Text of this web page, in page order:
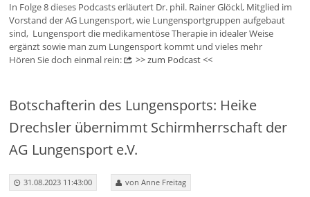
In Folge 8 dieses Podcasts erläutert Dr. phil. Rainer Glöckl, Mitglied im
Vorstand der AG Lungensport, wie Lungensportgruppen aufgebaut
sind, Lungensport die medikamentöse Therapie in idealer Weise
ergänzt sowie man zum Lungensport kommt und vieles mehr
Hören Sie doch einmal rein:
>> zum Podcast <<
Botschafterin des Lungensports: Heike
Drechsler übernimmt Schirmherrschaft der
AG Lungensport e.V.
31.08.2023 11:43:00 von Anne Freitag